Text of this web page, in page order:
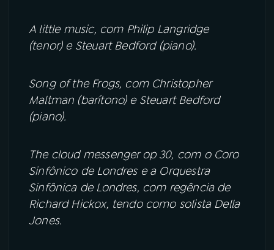
A little music, com Philip Langridge
(tenor) e Steuart Bedford (piano).
Song of the Frogs, com Christopher
Maltman (barítono) e Steuart Bedford
(piano).
The cloud messenger op 30, com o Coro
Sinfônico de Londres e a Orquestra
Sinfônica de Londres, com regência de
Richard Hickox, tendo como solista Della
Jones.